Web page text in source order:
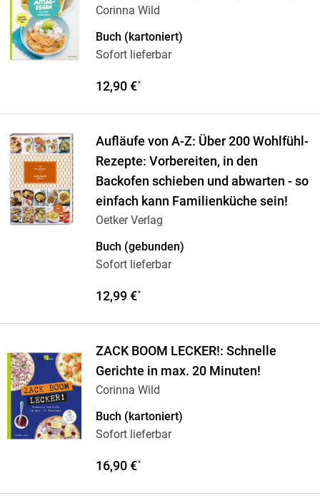
Corinna Wild
Buch (kartoniert)
Sofort lieferbar
12,90 €*
Aufläufe von A-Z: Über 200 Wohlfühl-
Rezepte: Vorbereiten, in den
Backofen schieben und abwarten - so
einfach kann Familienküche sein!
Oetker Verlag
Buch (gebunden)
Sofort lieferbar
12,99 €*
ZACK BOOM LECKER!: Schnelle
Gerichte in max. 20 Minuten!
Corinna Wild
Buch (kartoniert)
Sofort lieferbar
16,90 €*